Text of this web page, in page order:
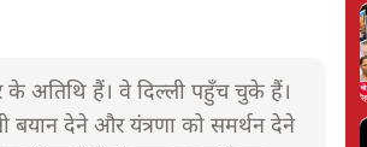
के अतिथि हैं। वे दिल्ली पहुँच चुके हैं।
बयान देने और यंत्रणा को समर्थन देने